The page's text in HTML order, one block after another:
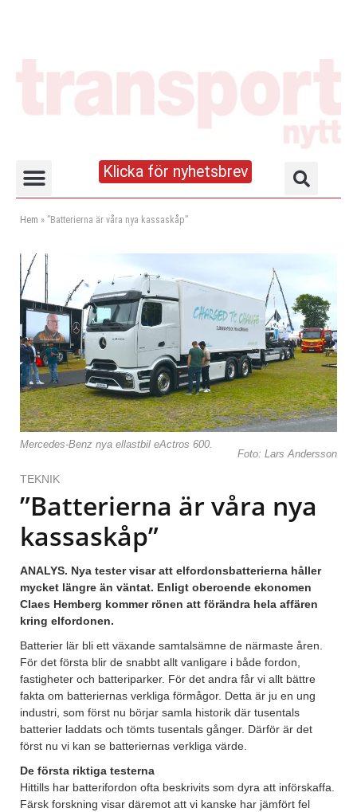
Klicka för nyhetsbrev
Hem » ”Batterierna är våra nya kassaskåp”
Mercedes-Benz nya ellastbil eActros 600.
Foto: Lars Andersson
TEKNIK
”Batterierna är våra nya
kassaskåp”
ANALYS. Nya tester visar att elfordonsbatterierna håller
mycket längre än väntat. Enligt oberoende ekonomen
Claes Hemberg kommer rönen att förändra hela affären
kring elfordonen.
Batterier lär bli ett växande samtalsämne de närmaste åren.
För det första blir de snabbt allt vanligare i både fordon,
fastigheter och batteriparker. För det andra får vi allt bättre
fakta om batteriernas verkliga förmågor. Detta är ju en ung
industri, som först nu börjar samla historik där tusentals
batterier laddats och tömts tusentals gånger. Därför är det
först nu vi kan se batteriernas verkliga värde.
De första riktiga testerna
Hittills har batterifordon ofta beskrivits som dyra att införskaffa.
Färsk forskning visar däremot att vi kanske har jämfört fel